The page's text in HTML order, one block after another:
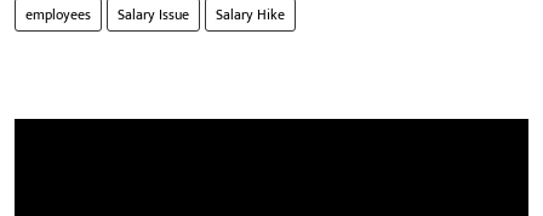
employees
Salary Issue Salary Hike